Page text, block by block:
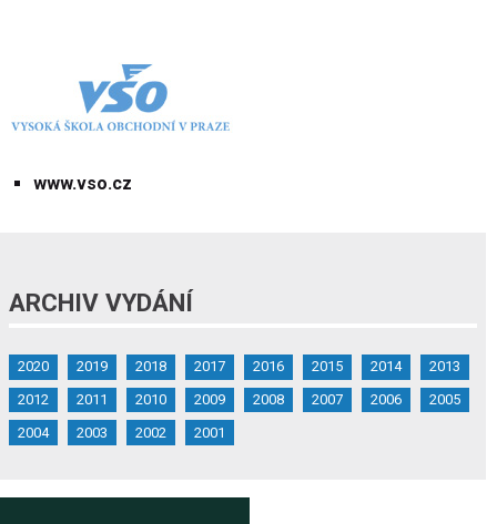
www.vso.cz
ARCHIV VYDÁNÍ
2020 2019 2018 2017 2016 2015 2014
2013
2012
2011 2010 2009 2008 2007 2006
2005
2004
2003 2002 2001